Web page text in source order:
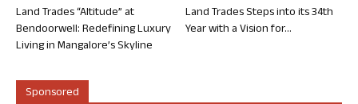
Land Trades “Altitude” at
Bendoorwell: Redefining Luxury
Living in Mangalore’s Skyline
Land Trades Steps into its 34th
Year with a Vision for...
Sponsored